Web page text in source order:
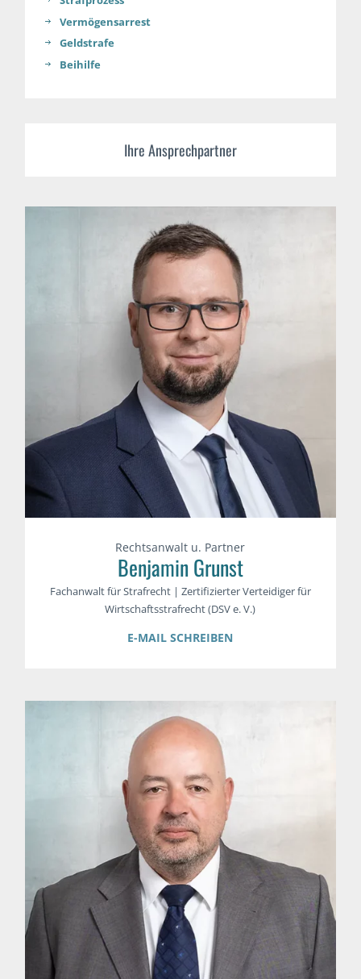
Vermögensarrest
Geldstrafe
Beihilfe
Ihre Ansprechpartner
Rechtsanwalt u. Partner
Benjamin Grunst
Fachanwalt für Strafrecht | Zertifizierter Verteidiger für
Wirtschaftsstrafrecht (DSV e. V.)
E-MAIL SCHREIBEN